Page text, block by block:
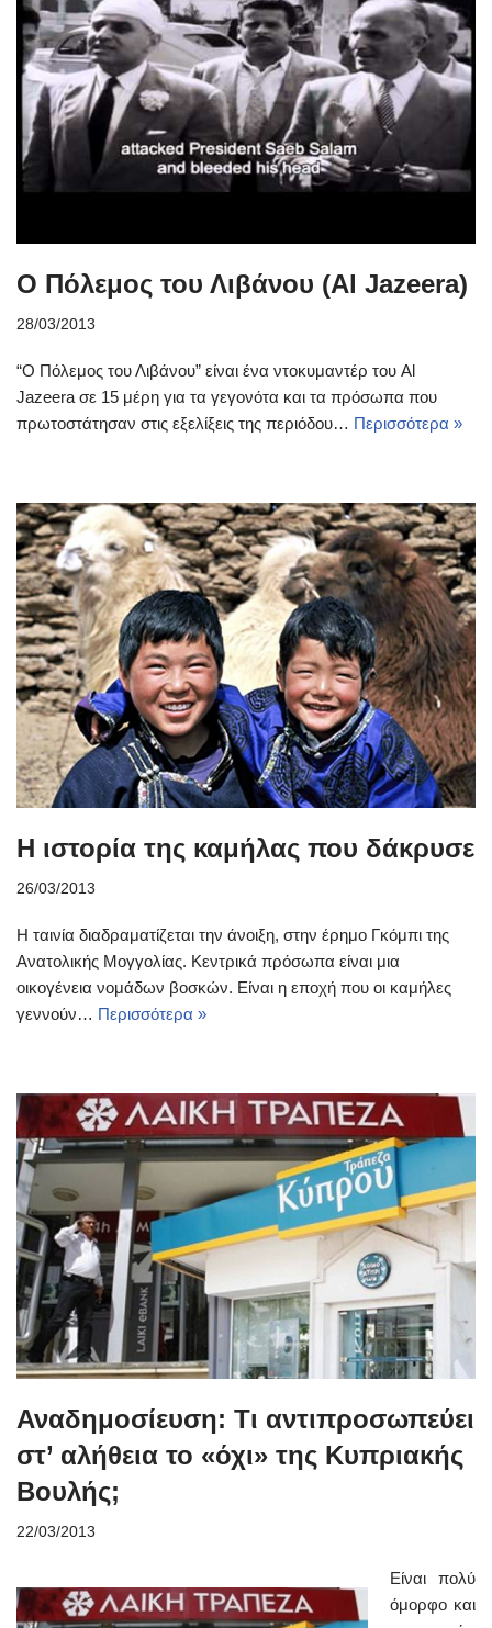
Ο Πόλεμος του Λιβάνου (Al Jazeera)
28/03/2013
“Ο Πόλεμος του Λιβάνου” είναι ένα ντοκυμαντέρ του Al
Jazeera σε 15 μέρη για τα γεγονότα και τα πρόσωπα που
πρωτοστάτησαν στις εξελίξεις της περιόδου… Περισσότερα »
Η ιστορία της καμήλας που δάκρυσε
26/03/2013
Η ταινία διαδραματίζεται την άνοιξη, στην έρημο Γκόμπι της
Ανατολικής Μογγολίας. Κεντρικά πρόσωπα είναι μια
οικογένεια νομάδων βοσκών. Είναι η εποχή που οι καμήλες
γεννούν… Περισσότερα »
Αναδημοσίευση: Τι αντιπροσωπεύει
στ’ αλήθεια το «όχι» της Κυπριακής
Βουλής;
22/03/2013
Είναι πολύ
όμορφο και